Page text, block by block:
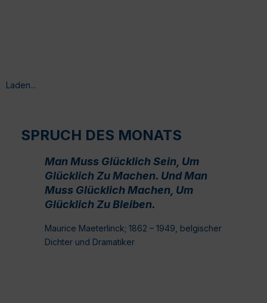
Laden...
SPRUCH DES MONATS
Man Muss Glücklich Sein, Um
Glücklich Zu Machen. Und Man
Muss Glücklich Machen, Um
Glücklich Zu Bleiben.
Maurice Maeterlinck; 1862 – 1949, belgischer
Dichter und Dramatiker